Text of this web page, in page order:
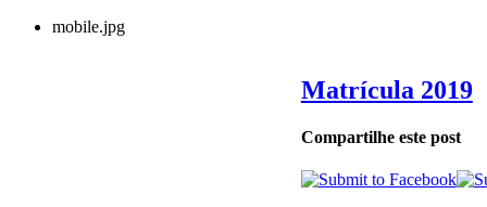
mobile.jpg
Matrícula 2019
Compartilhe este post